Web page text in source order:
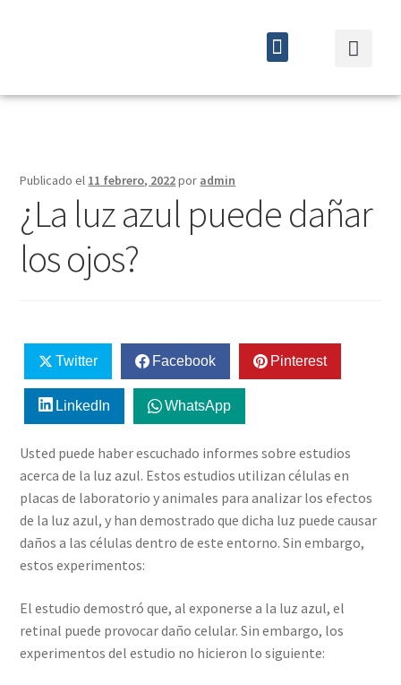
Publicado el 11 febrero, 2022por admin
¿La luz azul puede dañar
los ojos?
Twitter Facebook Pinterest
LinkedIn WhatsApp
Usted puede haber escuchado informes sobre estudios
acerca de la luz azul. Estos estudios utilizan células en
placas de laboratorio y animales para analizar los efectos
de la luz azul, y han demostrado que dicha luz puede causar
daños a las células dentro de este entorno. Sin embargo,
estos experimentos:
El estudio demostró que, al exponerse a la luz azul, el
retinal puede provocar daño celular. Sin embargo, los
experimentos del estudio no hicieron lo siguiente: